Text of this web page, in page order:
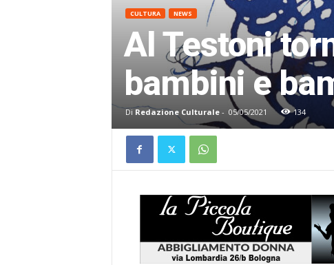
CULTURA NEWS
Al Testoni
bambini e
Di Redazione Culturale- 05/05/2021 134